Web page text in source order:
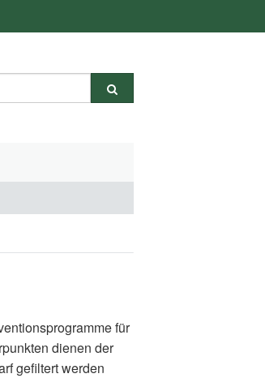
für
dienen der
gefiltert werden